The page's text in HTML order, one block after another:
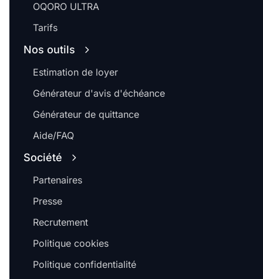
OQORO ULTRA
Tarifs
Nos outils
Estimation de loyer
Générateur d'avis d'échéance
Générateur de quittance
Aide/FAQ
Société
Partenaires
Presse
Recrutement
Politique cookies
Politique confidentialité